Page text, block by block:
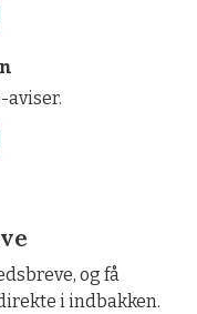
aviser.
og få
i indbakken.